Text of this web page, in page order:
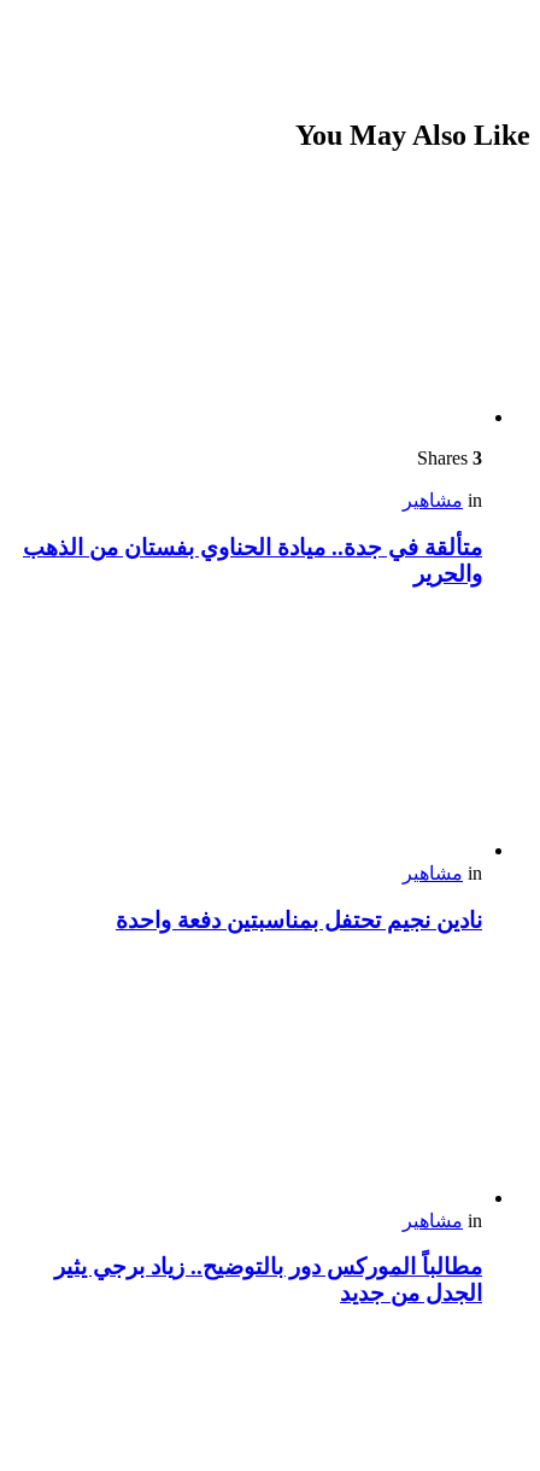
You May Also Like
3
in مشاهير
متألقة في جدة.. ميادة الحناوي بفستان من الذهب
والحرير
in مشاهير
نادين نجيم تحتفل بمناسبتين دفعة واحدة
in مشاهير
مطالباً الموركس دور بالتوضيح.. زياد برجي يثير
الجدل من جديد